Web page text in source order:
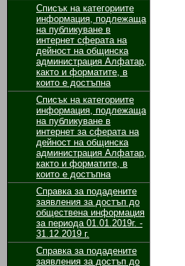
Списък на категориите
информация, подлежаща
на публикуване в
интернет сферата на
дейност на общинска
администрация Алфатар,
както и форматите, в
които е достъпна
Списък на категориите
информация, подлежаща
на публикуване в
интернет за сферата на
дейност на общинска
администрация Алфатар,
както и форматите, в
които е достъпна
Cправка за подадените
заявления за достъп до
обществена информация
за периода 01.01.2019г. -
31.12.2019 г.
Справка за подадените
заявления за достъп до